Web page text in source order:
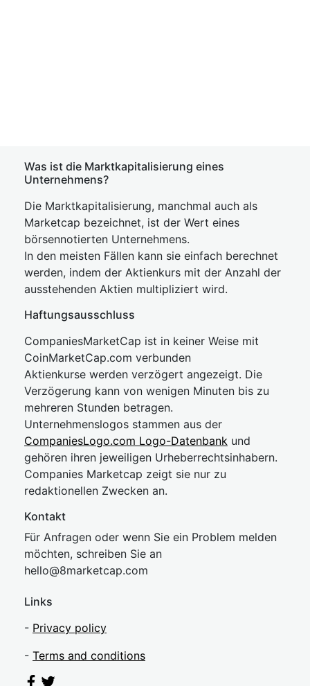
Was ist die Marktkapitalisierung eines
Unternehmens?
Die Marktkapitalisierung, manchmal auch als
Marketcap bezeichnet, ist der Wert eines
börsennotierten Unternehmens.
In den meisten Fällen kann sie einfach berechnet
werden, indem der Aktienkurs mit der Anzahl der
ausstehenden Aktien multipliziert wird.
Haftungsausschluss
CompaniesMarketCap ist in keiner Weise mit
CoinMarketCap.com verbunden
Aktienkurse werden verzögert angezeigt. Die
Verzögerung kann von wenigen Minuten bis zu
mehreren Stunden betragen.
Unternehmenslogos stammen aus der
CompaniesLogo.com Logo-Datenbank und
gehören ihren jeweiligen Urheberrechtsinhabern.
Companies Marketcap zeigt sie nur zu
redaktionellen Zwecken an.
Kontakt
Für Anfragen oder wenn Sie ein Problem melden
möchten, schreiben Sie an
hello@8marketcap.com
Links
- Privacy policy
- Terms and conditions